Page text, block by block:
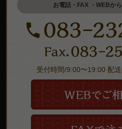
お電話・FAX ・WEBか
受付時間/9:00〜19:00 配